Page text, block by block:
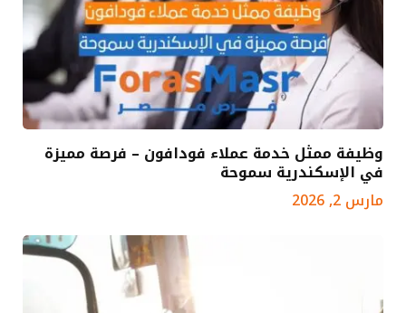
وظيفة ممثل خدمة عملاء فودافون – فرصة مميزة
في الإسكندرية سموحة
مارس 2, 2026